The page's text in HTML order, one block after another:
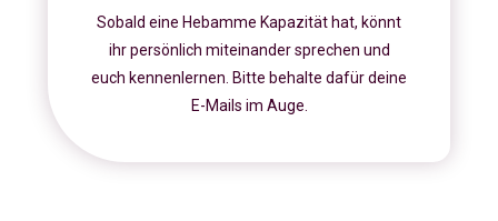
Sobald eine Hebamme Kapazität hat, könnt
ihr persönlich miteinander sprechen und
euch kennenlernen. Bitte behalte dafür deine
E-Mails im Auge.